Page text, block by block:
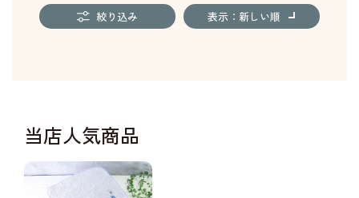
絞り込み 表示：新しい順
当店人気商品